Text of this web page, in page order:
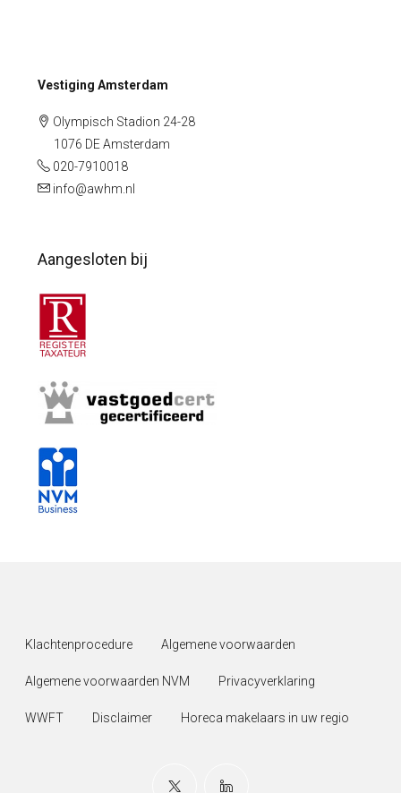
Vestiging Amsterdam
Olympisch Stadion 24-28
1076 DE Amsterdam
020-7910018
info@awhm.nl
Aangesloten bij
Klachtenprocedure Algemene voorwaarden
Algemene voorwaarden NVM Privacyverklaring
WWFT Disclaimer Horeca makelaars in uw regio